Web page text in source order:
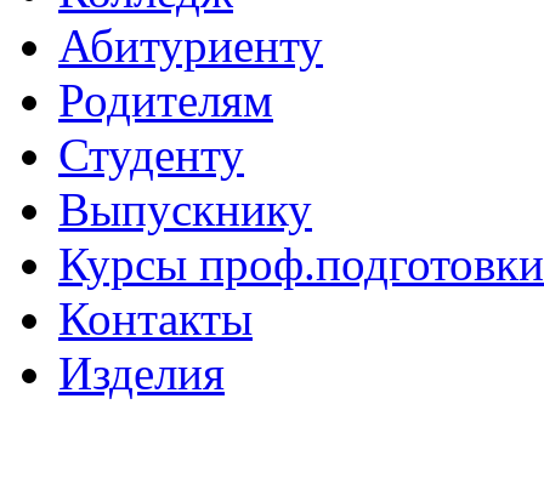
Абитуриенту
Родителям
Студенту
Выпускнику
Курсы проф.подготовки
Контакты
Изделия